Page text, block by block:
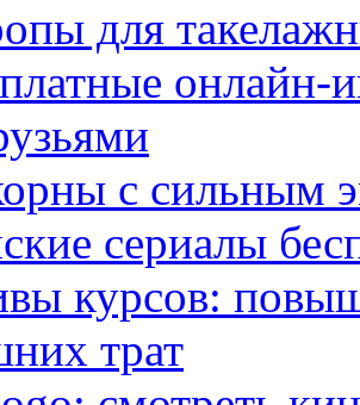
для
с сильным
сериалы
курсов:
трат